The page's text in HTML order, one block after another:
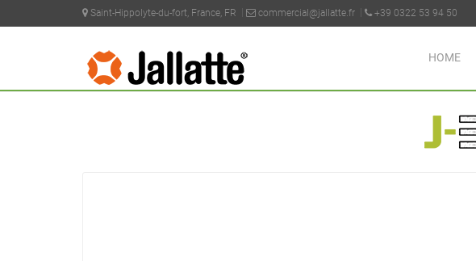
Saint-Hippolyte-du-fort, France, FR commercial@jallatte.fr +39 0322 53 94 50
HOME
PRODOTTI >
COLLEZIONI > J-ENERGY